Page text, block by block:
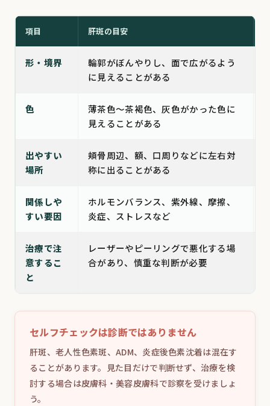
項目 肝斑の目安
形・境界
輪郭がぼんやりし、面で広がるよう
に見えることがある
色
薄茶色〜茶褐色、灰色がかった色に
見えることがある
出やすい
場所
頬骨周辺、額、口周りなどに左右対
称に出ることがある
関係しや
すい要因
ホルモンバランス、紫外線、摩擦、
炎症、ストレスなど
治療で注
意するこ
と
レーザーやピーリングで悪化する場
合があり、慎重な判断が必要
セルフチェックは診断ではありません
肝斑、老人性色素斑、ADM、炎症後色素沈着は混在す
ることがあります。見た目だけで判断せず、治療を検
討する場合は皮膚科・美容皮膚科で診察を受けましょ
う。